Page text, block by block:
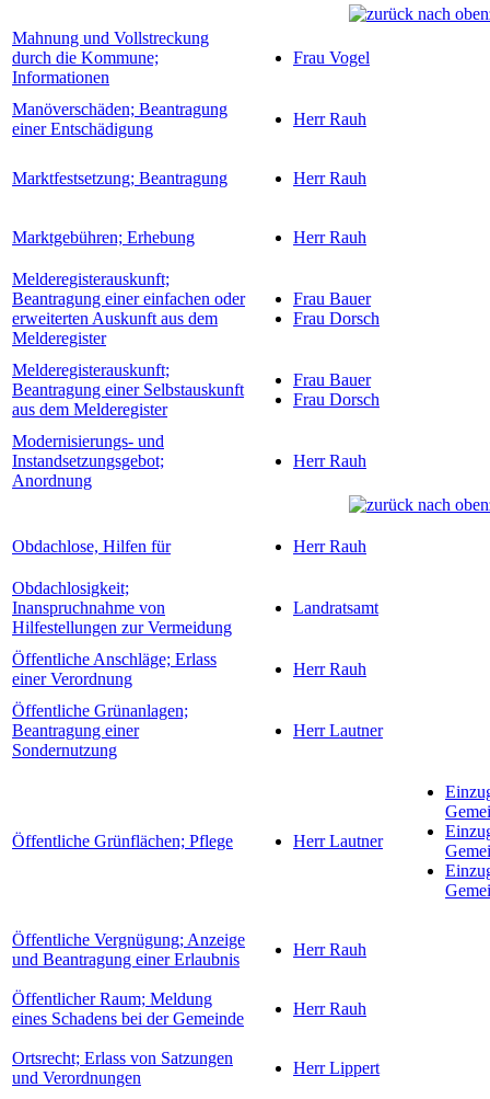
Mahnung und Vollstreckung
durch die Kommune;
Informationen
Frau Vogel
Manöverschäden; Beantragung
einer Entschädigung
Herr Rauh
Marktfestsetzung; Beantragung Herr Rauh
Marktgebühren; Erhebung Herr Rauh
Melderegisterauskunft;
Beantragung einer einfachen oder
erweiterten Auskunft aus dem
Melderegister
Frau Bauer
Frau Dorsch
Melderegisterauskunft;
Beantragung einer Selbstauskunft
aus dem Melderegister
Frau Bauer
Frau Dorsch
Modernisierungs- und
Instandsetzungsgebot;
Anordnung
Herr Rauh
Obdachlose, Hilfen für Herr Rauh
Obdachlosigkeit;
Inanspruchnahme von
Hilfestellungen zur Vermeidung
Landratsamt
Öffentliche Anschläge; Erlass
einer Verordnung
Herr Rauh
Öffentliche Grünanlagen;
Beantragung einer
Sondernutzung
Herr Lautner
Öffentliche Grünflächen; Pflege Herr Lautner
Öffentliche Vergnügung; Anzeige
und Beantragung einer Erlaubnis
Herr Rauh
Öffentlicher Raum; Meldung
eines Schadens bei der Gemeinde
Herr Rauh
Ortsrecht; Erlass von Satzungen
und Verordnungen
Herr Lippert